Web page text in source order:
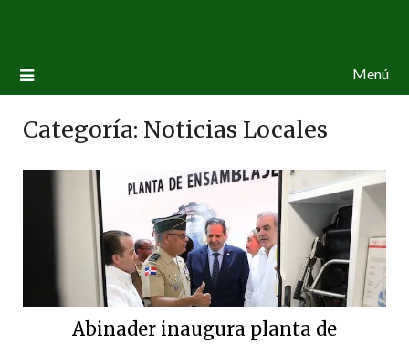
Menú
Categoría: Noticias Locales
Abinader inaugura planta de